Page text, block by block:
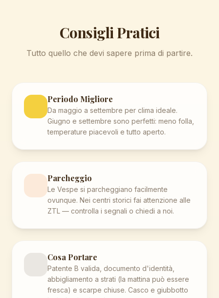
Consigli Pratici
Tutto quello che devi sapere prima di partire.
Periodo Migliore
Da maggio a settembre per clima ideale.
Giugno e settembre sono perfetti: meno folla,
temperature piacevoli e tutto aperto.
Parcheggio
Le Vespe si parcheggiano facilmente
ovunque. Nei centri storici fai attenzione alle
ZTL — controlla i segnali o chiedi a noi.
Cosa Portare
Patente B valida, documento d'identità,
abbigliamento a strati (la mattina può essere
fresca) e scarpe chiuse. Casco e giubbotto